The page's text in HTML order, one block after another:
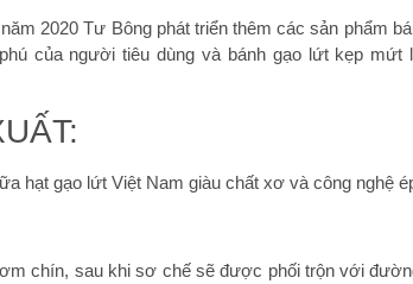
2020 Tư Bông phát triển thêm các sản phẩm
của người tiêu dùng và bánh gạo lứt kẹp
hạt gạo lứt Việt Nam giàu chất xơ và công nghệ
chín, sau khi sơ chế sẽ được phối trộn với